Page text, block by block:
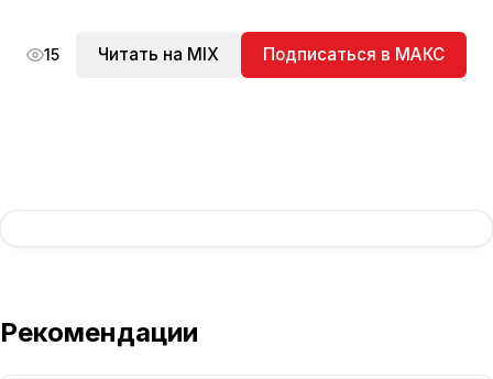
15 Читать на MIX Подписаться в МАКС
Рекомендации